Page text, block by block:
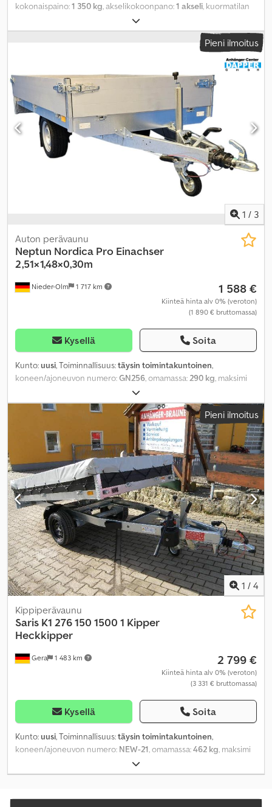
kokonaispaino:1 350 kg, akselikokoonpano:1 akseli, kuormatilan
, lastitilan leveys:1 450 mm
300 mm, renkaan koko:195/50R13C,
Pieni ilmoitus
1 / 3
Nieder-Olm 1 717 km
Auton perävaunu
Neptun Nordica Pro Einachser
2,51×1,48×0,30m
1 588 €
Kiinteä hinta alv 0% (veroton)
(1 890 € bruttomassa)
Kysellä Soita
Kunto:uusi, Toiminnallisuus:täysin toimintakuntoinen,
koneen/ajoneuvon numero:GN256 , omamassa: 290 kg , maksimi
, kokonaispaino:
akselikokoonpano:1 akseli, kuormatilan pituus:2 510 mm, lastitilan
, kuormatilan korkeus:300 mm Pieni ilmoitus
1 / 4
Gera 1 483 km
Kippiperävaunu
Saris K1 276 150 1500 1 Kipper
Heckkipper
2 799 €
Kiinteä hinta alv 0% (veroton)
(3 331 € bruttomassa)
Kysellä Soita
Kunto:uusi, Toiminnallisuus:täysin toimintakuntoinen,
koneen/ajoneuvon numero: NEW-21, omamassa:462 kg, maksimi
, kokonaispaino:
akselikokoonpano:1 akseli, kuormatilan pituus:2 760 mm, lastitilan
km/h, perävaunun jarru:jarrullinen perävaunu, Valmistusvuosi: